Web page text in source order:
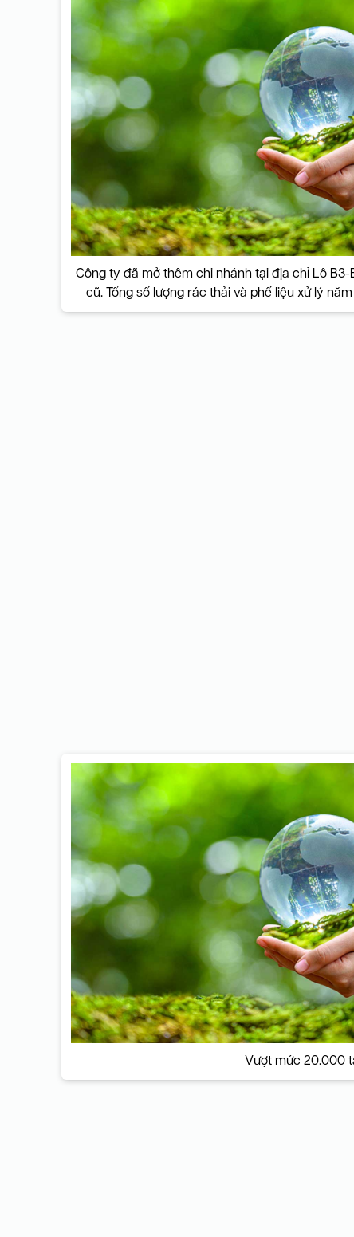
Công ty đã mở thêm chi nhánh tại địa chỉ Lô
cũ. Tổng số lượng rác thải và phế liệu xử lý
Vượt mức 20.000